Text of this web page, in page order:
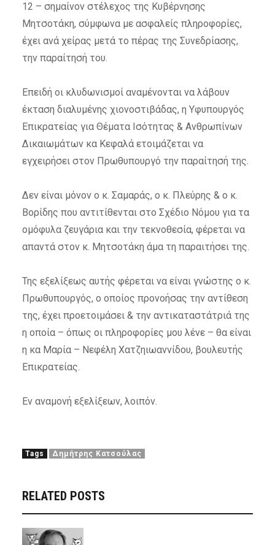
12 – σημαίνον στέλεχος της Κυβέρνησης
Μητσοτάκη, σύμφωνα με ασφαλείς πληροφορίες,
έχει ανά χείρας μετά το πέρας της Συνεδρίασης,
την παραίτησή του.
Επειδή οι κλυδωνισμοί αναμένονται να λάβουν
έκταση διαλυμένης χιονοστιβάδας, η Υφυπουργός
Επικρατείας για Θέματα Ισότητας & Ανθρωπίνων
Δικαιωμάτων κα Κεφαλά ετοιμάζεται να
εγχειρήσει στον Πρωθυπουργό την παραίτησή της.
Δεν είναι μόνον ο κ. Σαμαράς, ο κ. Πλεύρης & ο κ.
Βορίδης που αντιτίθενται στο Σχέδιο Νόμου για τα
ομόφυλα ζευγάρια και την τεκνοθεσία, φέρεται να
απαντά στον κ. Μητσοτάκη άμα τη παραιτήσει της.
Της εξελίξεως αυτής φέρεται να είναι γνώστης ο κ.
Πρωθυπουργός, ο οποίος προνοήσας την αντίθεση
της, έχει προετοιμάσει & την αντικαταστάτριά της
η οποία – όπως οι πληροφορίες μου λένε – θα είναι
η κα Μαρία – Νεφέλη Χατζηιωαννίδου, βουλευτής
Επικρατείας.
Εν αναμονή εξελίξεων, λοιπόν.
Tags Δημήτρης Κατσούλας
RELATED POSTS